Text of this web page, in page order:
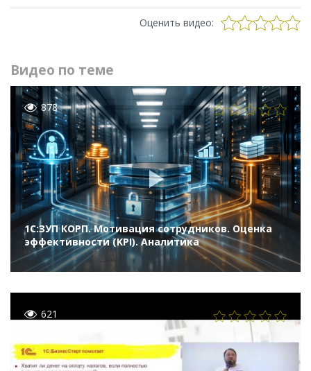
Оценить видео:
Видео по теме
878
1С:ЗУП КОРП. Мотивация сотрудников. Оценка
эффективности (KPI). Аналитика
621